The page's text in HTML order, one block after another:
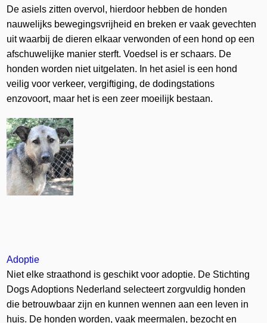
De asiels zitten overvol, hierdoor hebben de honden
nauwelijks bewegingsvrijheid en breken er vaak gevechten
uit waarbij de dieren elkaar verwonden of een hond op een
afschuwelijke manier sterft. Voedsel is er schaars. De
honden worden niet uitgelaten. In het asiel is een hond
veilig voor verkeer, vergiftiging, de dodingstations
enzovoort, maar het is een zeer moeilijk bestaan.
Adoptie
Niet elke straathond is geschikt voor adoptie. De Stichting
Dogs Adoptions Nederland selecteert zorgvuldig honden
die betrouwbaar zijn en kunnen wennen aan een leven in
huis. De honden worden, vaak meermalen, bezocht en